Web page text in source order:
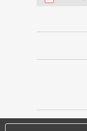
タイヤ点
クローク
本日のタ